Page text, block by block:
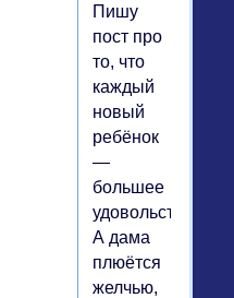
Пишу
пост про
то, что
каждый
новый
ребёнок
—
большее
удовольствие.
А дама
плюётся
желчью,